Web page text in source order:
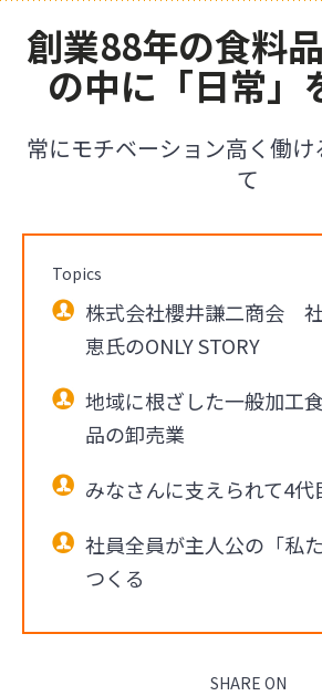
創業88年の食料
の中に「日常」
常にモチベーション高く働
て
Topics
株式会社櫻井謙二商会
恵氏のONLY STORY
地域に根ざした一般加工
品の卸売業
みなさんに支えられて4代
社員全員が主人公の「私
つくる
SHARE ON